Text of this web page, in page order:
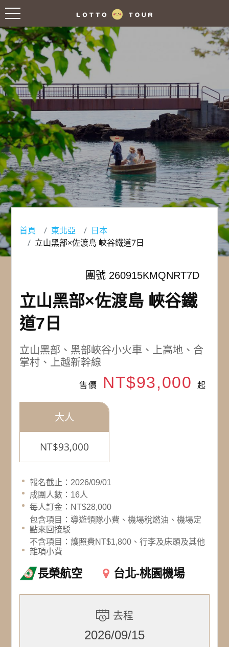
首頁 東北亞
日本
立山黑部×佐渡島 峽谷鐵道7日
團號 260915KMQNRT7D
立山黑部×佐渡島 峽谷鐵
道7日
立山黑部、黑部峽谷小火車、上高地、合
掌村、上越新幹線
售價 NT$93,000 起
大人
NT$93,000
報名截止：2026/09/01
成團人數：16人
每人訂金：NT$28,000
包含項目：導遊領隊小費、機場稅燃油、機場定
點來回接駁
不含項目：護照費NT$1,800、行李及床頭及其他
雜項小費
長榮航空 台北-桃園機場
去程
2026/09/15